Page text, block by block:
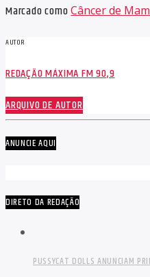
Marcado comoCâncer de
AUTOR
REDAÇÃO MÁXIMA FM 90,9
ARQUIVO DE AUTOR
ANUNCIE AQUI
DIRETO DA REDAÇÃO
PUSSYCAT DOLLS ANUNCIAM